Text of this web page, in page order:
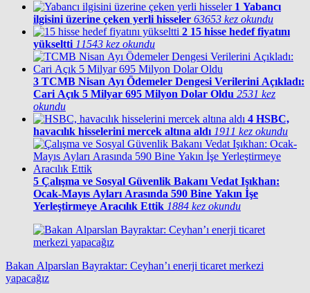
1 Yabancı
ilgisini üzerine çeken yerli hisseler 63653 kez okundu
2 15 hisse hedef fiyatını
yükseltti 11543 kez okundu
3 TCMB Nisan Ayı Ödemeler Dengesi Verilerini Açıkladı:
Cari Açık 5 Milyar 695 Milyon Dolar Oldu 2531 kez
okundu
4 HSBC,
havacılık hisselerini mercek altına aldı 1911 kez okundu
5 Çalışma ve Sosyal Güvenlik Bakanı Vedat Işıkhan:
Ocak-Mayıs Ayları Arasında 590 Bine Yakın İşe
Yerleştirmeye Aracılık Ettik 1884 kez okundu
Bakan Alparslan Bayraktar: Ceyhan’ı enerji ticaret merkezi
yapacağız